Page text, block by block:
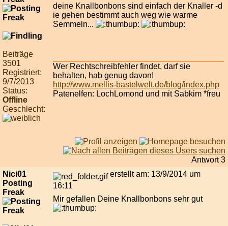
Beiträge
3501
Registriert:
9/7/2013
Status:
Offline
Geschlecht:
deine Knallbonbons sind einfach der Knaller -d
ie gehen bestimmt auch weg wie warme
Semmeln...
Wer Rechtschreibfehler findet, darf sie
behalten, hab genug davon!
http://www.mellis-bastelwelt.de/blog/index.php
Patenelfen: LochLomond und mit Sabkim *freu
Antwort 3
Nici01
Posting
Freak
erstellt am: 13/9/2014 um
16:11
Mir gefallen Deine Knallbonbons sehr gut